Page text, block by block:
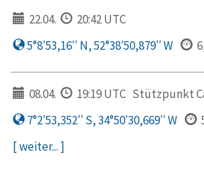
22.04.
20:42 UTC
5°8′53,16′′ N, 52°38′50,879′′ W
08.04. 19:19 UTC Stützpunkt
7°2′53,352′′ S, 34°50′30,669′′ W
[ weiter... ]